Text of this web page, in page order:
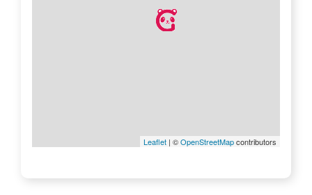
Leaflet | ©OpenStreetMapcontributors